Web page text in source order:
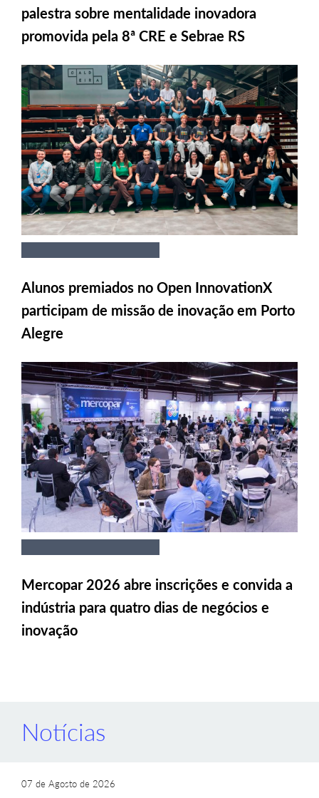
palestra sobre mentalidade inovadora
promovida pela 8ª CRE e Sebrae RS
Alunos premiados no Open InnovationX
participam de missão de inovação em Porto
Alegre
Mercopar 2026 abre inscrições e convida a
indústria para quatro dias de negócios e
inovação
Notícias
07 de Agosto de 2026